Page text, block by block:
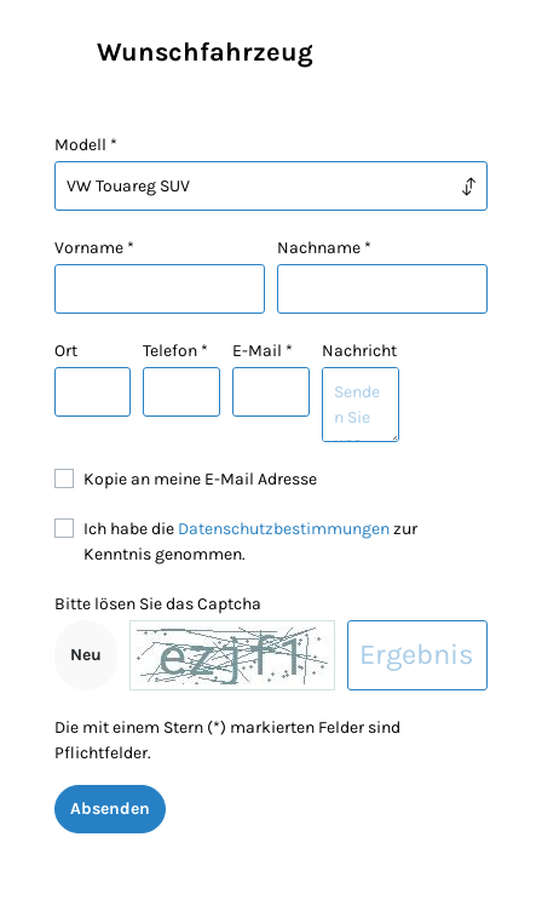
Wunschfahrzeug
Modell *
Vorname * Nachname *
Ort Telefon * E-Mail * Nachricht
Kopie an meine E-Mail Adresse
Ich habe die Datenschutzbestimmungenzur
Kenntnis genommen.
Bitte lösen Sie das Captcha
Neu
Die mit einem Stern (*) markierten Felder sind
Pflichtfelder.
Absenden